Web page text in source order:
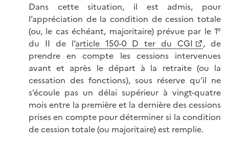
Dans cette situation, il est admis, pour
l’appréciation de la condition de cession totale
(ou, le cas échéant, majoritaire) prévue par le 1°
du II de l’article 150-0 D ter du CGI
, de
prendre en compte les cessions intervenues
avant et après le départ à la retraite (ou la
cessation des fonctions), sous réserve qu’il ne
s’écoule pas un délai supérieur à vingt-quatre
mois entre la première et la dernière des cessions
prises en compte pour déterminer si la condition
de cession totale (ou majoritaire) est remplie.